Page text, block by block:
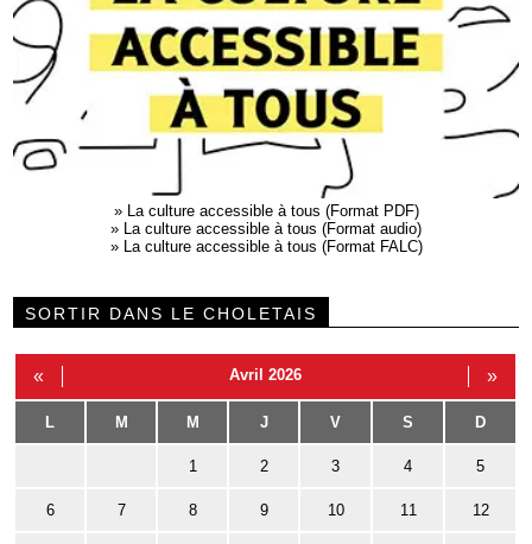
» La culture accessible à tous (Format PDF)
» La culture accessible à tous (Format audio)
» La culture accessible à tous (Format FALC)
SORTIR DANS LE CHOLETAIS
« Avril 2026 »
L M M J V S D
1 2 3 4 5
6 7 8 9 10 11 12